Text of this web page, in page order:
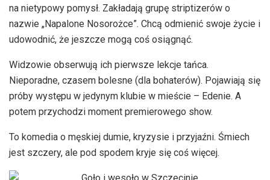
na nietypowy pomysł. Zakładają grupę striptizerów o
nazwie „Napalone Nosorożce”. Chcą odmienić swoje życie i
udowodnić, że jeszcze mogą coś osiągnąć.
Widzowie obserwują ich pierwsze lekcje tańca.
Nieporadne, czasem bolesne (dla bohaterów). Pojawiają się
próby występu w jedynym klubie w mieście – Edenie. A
potem przychodzi moment premierowego show.
To komedia o męskiej dumie, kryzysie i przyjaźni. Śmiech
jest szczery, ale pod spodem kryje się coś więcej.